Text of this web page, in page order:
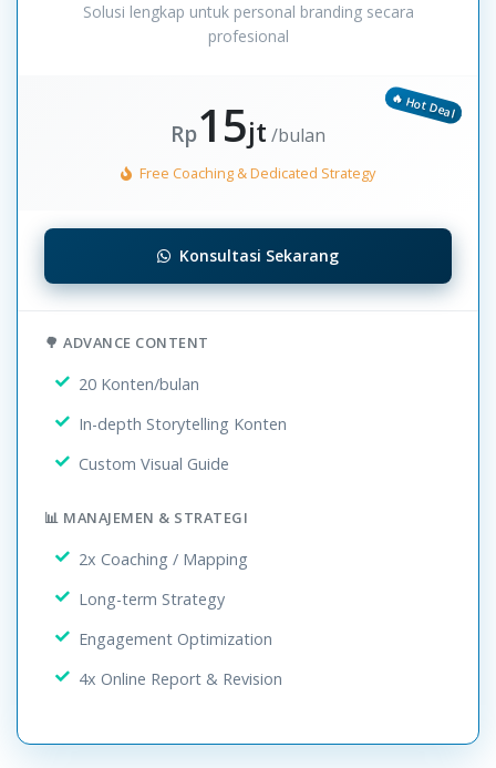
Solusi lengkap untuk personal branding secara
profesional
Rp15jt /bulan
Free Coaching & Dedicated Strategy
Konsultasi Sekarang
🌳 ADVANCE CONTENT
20 Konten/bulan
In-depth Storytelling Konten
Custom Visual Guide
📊 MANAJEMEN & STRATEGI
2x Coaching / Mapping
Long-term Strategy
Engagement Optimization
4x Online Report & Revision